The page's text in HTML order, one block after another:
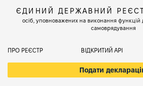
ЄДИНИЙ ДЕРЖАВНИЙ
осіб, уповноважених на виконання функцій
самоврядування
ПРО РЕЄСТР ВІДКРИТИЙ АРІ
Подати